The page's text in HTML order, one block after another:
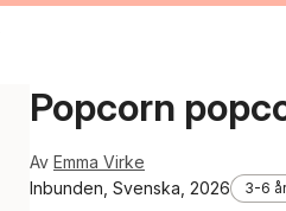
Popcorn
Av Emma Virke
Inbunden, Svenska, 2026
3-6 år